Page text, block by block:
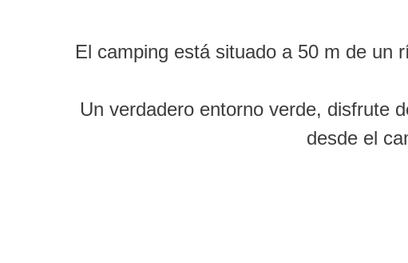
El camping está situado a 50 m de un
Un verdadero entorno verde, disfrute
desde el